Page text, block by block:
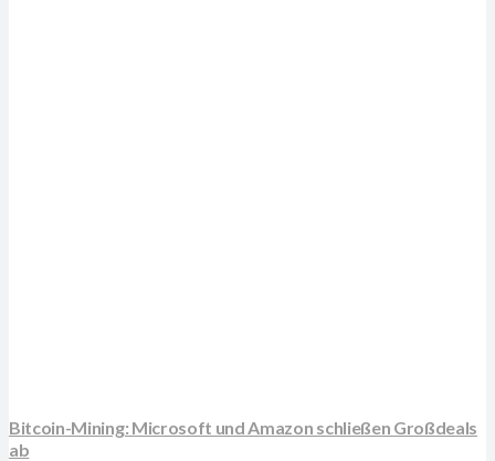
Bitcoin-Mining: Microsoft und Amazon schließen Großdeals
ab